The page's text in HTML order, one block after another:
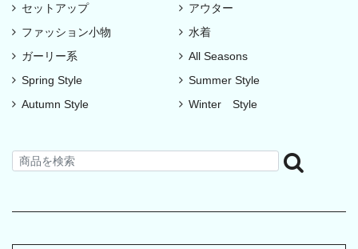
セットアップ
アウター
ファッション小物
水着
ガーリー系
All Seasons
Spring Style
Summer Style
Autumn Style
Winter Style